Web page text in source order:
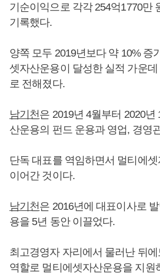
기순이익으로 각각 254억1770만
기록했다.
양쪽 모두 2019년보다 약 10% 증
셋자산운용이 달성한 실적 가운
로 전해졌다.
남기천은 2019년 4월부터 2020
산운용의 펀드 운용과 영업, 경영
단독 대표를 역임하면서 멀티에
이어간 것이다.
남기천은 2016년에 대표이사로
용을 5년 동안 이끌었다.
최고경영자 자리에서 물러난 뒤
역할로 멀티에셋자산운용을 지원